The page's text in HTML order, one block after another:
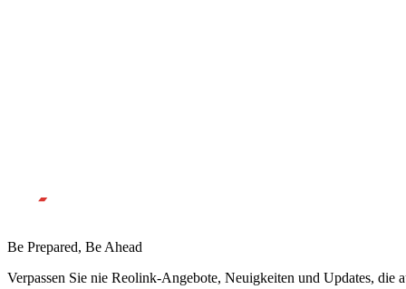
Be Prepared, Be Ahead
Verpassen Sie nie Reolink-Angebote, Neuigkeiten und Updates, die